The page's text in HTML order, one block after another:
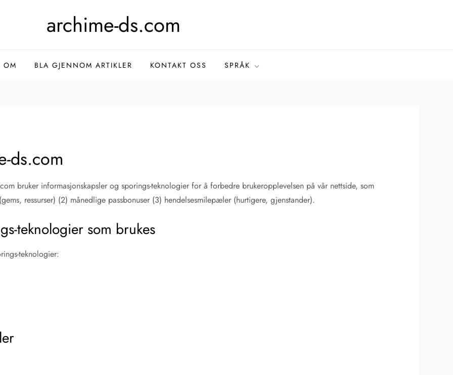
archime-ds.com
OM BLA GJENNOM ARTIKLER KONTAKT OSS SPRÅK
ds.com
bruker informasjonskapsler og sporings-teknologier for å forbedre brukeropplevelsen på vår nettside, som
ressurser) (2) månedlige passbonuser (3) hendelsesmilepæler (hurtigere, gjenstander).
teknologier som brukes
teknologier: